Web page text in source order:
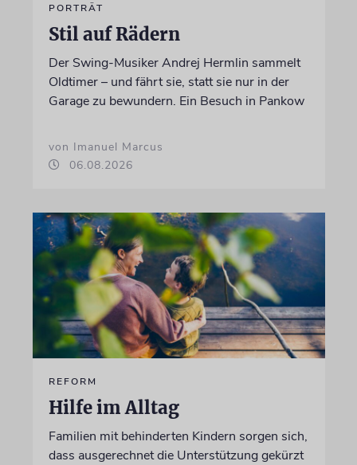
PORTRÄT
Stil auf Rädern
Der Swing-Musiker Andrej Hermlin sammelt
Oldtimer – und fährt sie, statt sie nur in der
Garage zu bewundern. Ein Besuch in Pankow
von Imanuel Marcus
06.08.2026
REFORM
Hilfe im Alltag
Familien mit behinderten Kindern sorgen sich,
dass ausgerechnet die Unterstützung gekürzt